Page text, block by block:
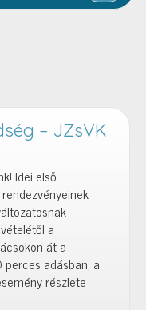
– JZsVK
Idei első
a
át a
adásban, a
részlete